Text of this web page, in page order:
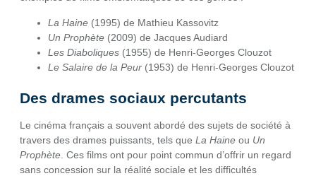
La Haine (1995) de Mathieu Kassovitz
Un Prophète (2009) de Jacques Audiard
Les Diaboliques (1955) de Henri-Georges Clouzot
Le Salaire de la Peur (1953) de Henri-Georges Clouzot
Des drames sociaux percutants
Le cinéma français a souvent abordé des sujets de société à
travers des drames puissants, tels que La Haine ou Un
Prophète . Ces films ont pour point commun d’offrir un regard
sans concession sur la réalité sociale et les difficultés